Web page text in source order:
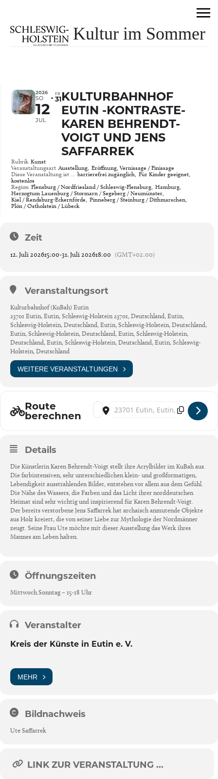
Kultur im Sommer
2026
SO
12
JUL
FR
31KULTURBAHNHOF
EUTIN -KONTRASTE-
KAREN BEHRENDT-
VOIGT UND JENS
SAFFARREK
Rubrik Kunst
Veranstaltungsart Ausstellung, Eröffnung, Vernissage / Finissage
Diese Veranstaltung ist … barrierefrei zugänglich, Für Kinder geeignet,
kostenlos
Region Flensburg / Nordfriesland / Schleswig-Flensburg, Hamburg,
Herzogtum Lauenburg / Stormarn / Segeberg / Neumünster,
Kiel / Rendsburg-Eckernförde, Pinneberg / Steinburg / Dithmarschen,
Plön / Ostholstein / Lübeck
Zeit
12. Juli 202615:00-31. Juli 202618:00 (GMT+02:00)
Veranstaltungsort
Kulturbahnhof (KuBah) Eutin
23701 Eutin, Eutin, Schleswig-Holstein 23701, Deutschland, Eutin,
Schleswig-Holstein, Deutschland, Eutin, Schleswig-Holstein, Deutschland,
Eutin, Schleswig-Holstein, Deutschland, Eutin, Schleswig-Holstein,
Deutschland, Eutin, Schleswig-Holstein, Deutschland, Eutin, Schleswig-
Holstein, Deutschland
WEITERE VERANSTALTUNGEN
Route
berechnen
Address - Kulturbahnhof Eutin -
Destination Address - Kulturbahnhof
Details
Die Künstlerin Karen Behrendt-Voigt stellt ihre Acrylbilder im KuBah aus.
Die farbintensiven, sehr unterschiedlichen klein- und großformatigen,
Lebendigkeit ausstrahlenden Bilder, entstehen vor allem aus dem Gefühl.
Die Nähe des Wassers, die Farben und das Licht ihrer norddeutschen
Heimat sind sehr wichtig und inspirierend für Karen Behrendt-Voigt.
Der bereits verstorbene Jens Saffarrek hat archaisch anmutende Objekte
aus Holz kreiert, die von seiner Liebe zur Mythologie der Nordmänner
zeugt. Seine Frau Ute möchte mit dieser Ausstellung das Werk ihres
Mannes am Leben halten.
Öffnungszeiten
Mittwoch.Sonntag – 15-18 Uhr
Veranstalter
Kreis der Künste in Eutin e. V.
MEHR
Bildnachweis
Ute Saffarrek
LINK ZUR VERANSTALTUNG ...